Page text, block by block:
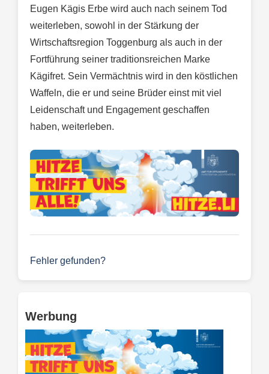
Eugen Kägis Erbe wird auch nach seinem Tod
weiterleben, sowohl in der Stärkung der
Wirtschaftsregion Toggenburg als auch in der
Fortführung seiner traditionsreichen Marke
Kägifret. Sein Vermächtnis wird in den köstlichen
Waffeln, die er und seine Brüder einst mit viel
Leidenschaft und Engagement geschaffen
haben, weiterleben.
Fehler gefunden?
Werbung